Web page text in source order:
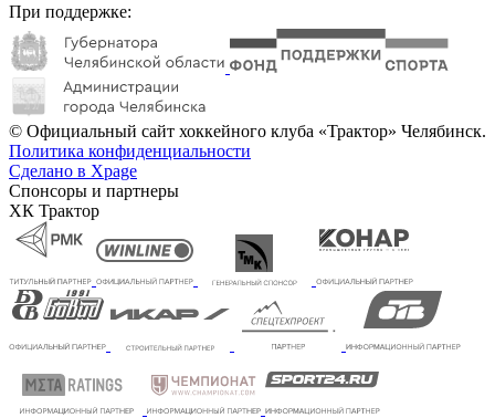
При поддержке:
© Официальный сайт хоккейного клуба «Трактор» Челябинск.
Политика конфиденциальности
Сделано в Xpage
Спонсоры и партнеры
ХК Трактор